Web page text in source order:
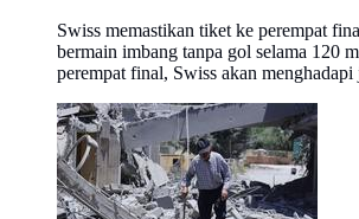
Swiss memastikan tiket ke perempat
bermain imbang tanpa gol selama 120
perempat final, Swiss akan